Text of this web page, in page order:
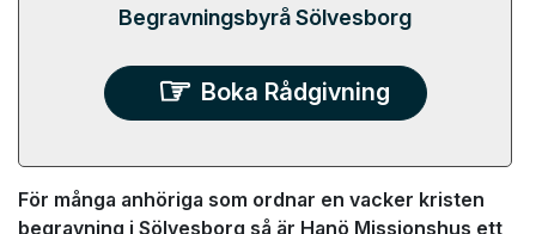
Begravningsbyrå Sölvesborg
Boka Rådgivning
För många anhöriga som ordnar en vacker kristen
begravning i Sölvesborg så är Hanö Missionshus ett